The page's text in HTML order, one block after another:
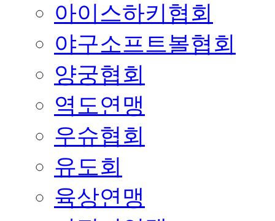
아이스하키협회
야구소프트볼협회
양궁협회
역도연맹
우슈협회
유도회
육상연맹